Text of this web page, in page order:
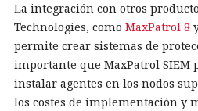
La integración con otros
Technologies, como MaxPatrol 8
permite crear sistemas de
importante que MaxPatrol SIEM
instalar agentes en los nodos
los costes de implementación y